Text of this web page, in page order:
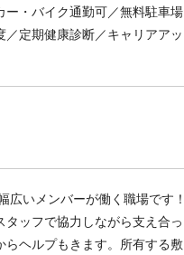
・バイク通勤可／無料駐車場
定期健康診断／キャリアアッ
広いメンバーが働く職場です！
ッフで協力しながら支え合っ
ヘルプもきます。所有する敷